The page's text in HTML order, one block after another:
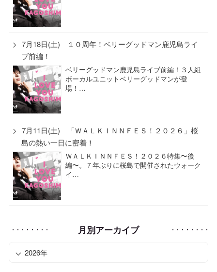
7月18日(土) １０周年！ベリーグッドマン鹿児島ライ
ブ前編！
ベリーグッドマン鹿児島ライブ前編！３人組
ボーカルユニットベリーグッドマンが登
場！…
7月11日(土) 「ＷＡＬＫＩＮＮＦＥＳ！２０２６」桜
島の熱い一日に密着！
ＷＡＬＫＩＮＮＦＥＳ！２０２６特集〜後
編〜。７年ぶりに桜島で開催されたウォーク
イ…
月別アーカイブ
2026年